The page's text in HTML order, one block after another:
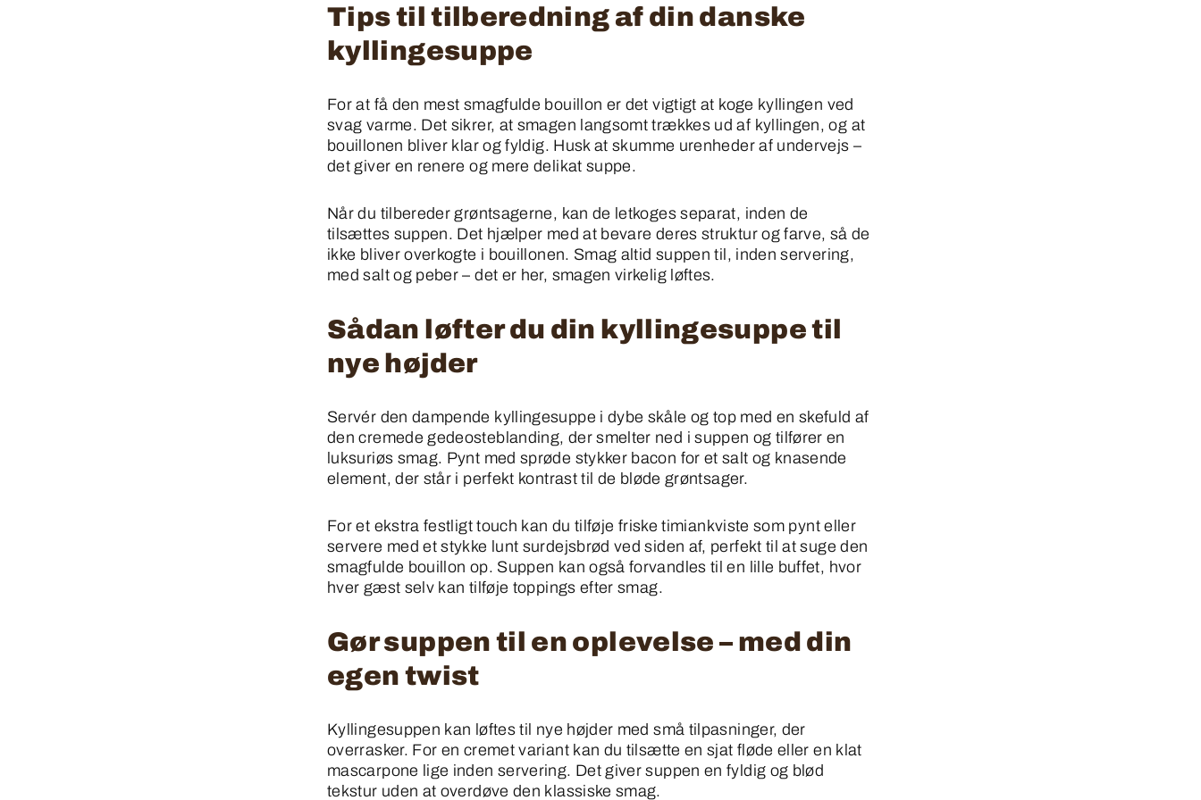
Tips til tilberedning af din danske
kyllingesuppe
For at få den mest smagfulde bouillon er det vigtigt at koge kyllingen ved
svag varme. Det sikrer, at smagen langsomt trækkes ud af kyllingen, og at
bouillonen bliver klar og fyldig. Husk at skumme urenheder af undervejs –
det giver en renere og mere delikat suppe.
Når du tilbereder grøntsagerne, kan de letkoges separat, inden de
tilsættes suppen. Det hjælper med at bevare deres struktur og farve, så de
ikke bliver overkogte i bouillonen. Smag altid suppen til, inden servering,
med salt og peber – det er her, smagen virkelig løftes.
Sådan løfter du din kyllingesuppe til
nye højder
Servér den dampende kyllingesuppe i dybe skåle og top med en skefuld af
den cremede gedeosteblanding, der smelter ned i suppen og tilfører en
luksuriøs smag. Pynt med sprøde stykker bacon for et salt og knasende
element, der står i perfekt kontrast til de bløde grøntsager.
For et ekstra festligt touch kan du tilføje friske timiankviste som pynt eller
servere med et stykke lunt surdejsbrød ved siden af, perfekt til at suge den
smagfulde bouillon op. Suppen kan også forvandles til en lille buffet, hvor
hver gæst selv kan tilføje toppings efter smag.
Gør suppen til en oplevelse – med din
egen twist
Kyllingesuppen kan løftes til nye højder med små tilpasninger, der
overrasker. For en cremet variant kan du tilsætte en sjat fløde eller en klat
mascarpone lige inden servering. Det giver suppen en fyldig og blød
tekstur uden at overdøve den klassiske smag.